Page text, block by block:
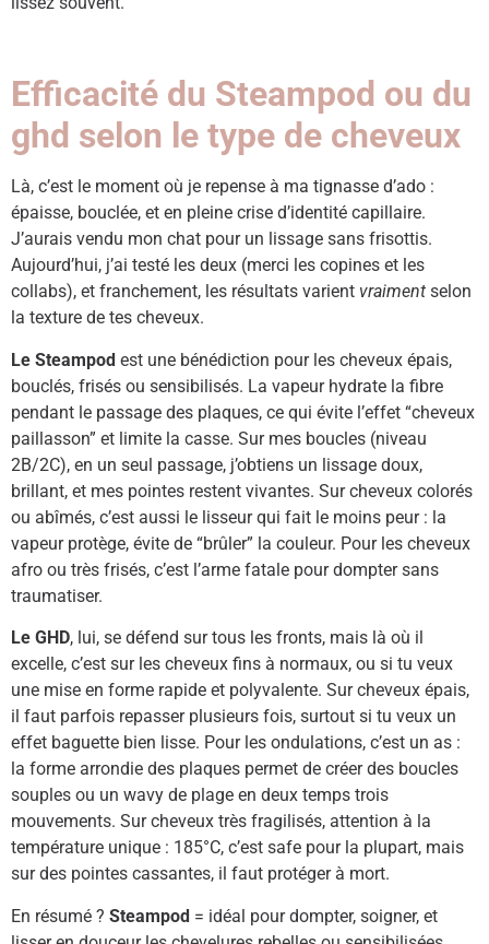
Efficacité du Steampod ou du
ghd selon le type de cheveux
Là, c’est le moment où je repense à ma tignasse d’ado :
épaisse, bouclée, et en pleine crise d’identité capillaire.
J’aurais vendu mon chat pour un lissage sans frisottis.
Aujourd’hui, j’ai testé les deux (merci les copines et les
collabs), et franchement, les résultats varient vraiment selon
la texture de tes cheveux.
Le Steampod est une bénédiction pour les cheveux épais,
bouclés, frisés ou sensibilisés. La vapeur hydrate la fibre
pendant le passage des plaques, ce qui évite l’effet “cheveux
paillasson” et limite la casse. Sur mes boucles (niveau
2B/2C), en un seul passage, j’obtiens un lissage doux,
brillant, et mes pointes restent vivantes. Sur cheveux colorés
ou abîmés, c’est aussi le lisseur qui fait le moins peur : la
vapeur protège, évite de “brûler” la couleur. Pour les cheveux
afro ou très frisés, c’est l’arme fatale pour dompter sans
traumatiser.
Le GHD, lui, se défend sur tous les fronts, mais là où il
excelle, c’est sur les cheveux fins à normaux, ou si tu veux
une mise en forme rapide et polyvalente. Sur cheveux épais,
il faut parfois repasser plusieurs fois, surtout si tu veux un
effet baguette bien lisse. Pour les ondulations, c’est un as :
la forme arrondie des plaques permet de créer des boucles
souples ou un wavy de plage en deux temps trois
mouvements. Sur cheveux très fragilisés, attention à la
température unique : 185°C, c’est safe pour la plupart, mais
sur des pointes cassantes, il faut protéger à mort.
En résumé ? Steampod = idéal pour dompter, soigner, et